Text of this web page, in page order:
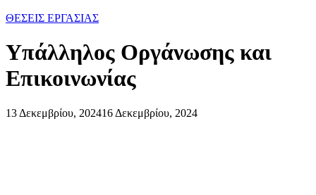
ΘΕΣΕΙΣ ΕΡΓΑΣΙΑΣ
Υπάλληλος Οργάνωσης και
Επικοινωνίας
13 Δεκεμβρίου, 202416 Δεκεμβρίου, 2024